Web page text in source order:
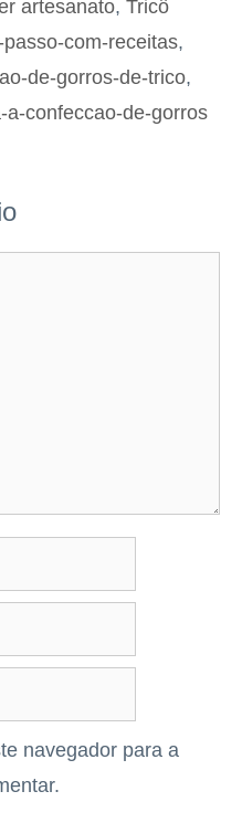
artesanato, Tricô
com-receitas,
de-gorros-de-trico,
confeccao-de-gorros
navegador para a